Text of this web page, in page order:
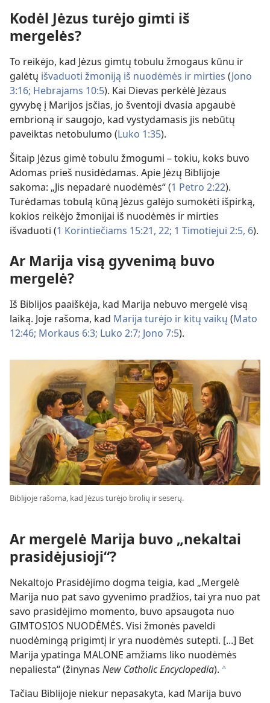
Kodėl Jėzus turėjo gimti iš
mergelės?
To reikėjo, kad Jėzus gimtų tobulu žmogaus kūnu ir
galėtų išvaduoti žmoniją iš nuodėmės ir mirties (Jono
3:16; Hebrajams 10:5). Kai Dievas perkėlė Jėzaus
gyvybę į Marijos įsčias, jo šventoji dvasia apgaubė
embrioną ir saugojo, kad vystydamasis jis nebūtų
paveiktas netobulumo (Luko 1:35).
Šitaip Jėzus gimė tobulu žmogumi – tokiu, koks buvo
Adomas prieš nusidėdamas. Apie Jėzų Biblijoje
sakoma: „Jis nepadarė nuodėmės“ (1 Petro 2:22).
Turėdamas tobulą kūną Jėzus galėjo sumokėti išpirką,
kokios reikėjo žmonijai iš nuodėmės ir mirties
išvaduoti (1 Korintiečiams 15:21, 22; 1 Timotiejui 2:5, 6).
Ar Marija visą gyvenimą buvo
mergelė?
Iš Biblijos paaiškėja, kad Marija nebuvo mergelė visą
laiką. Joje rašoma, kad Marija turėjo ir kitų vaikų (Mato
12:46; Morkaus 6:3; Luko 2:7; Jono 7:5).
Biblijoje rašoma, kad Jėzus turėjo brolių ir seserų.
Ar mergelė Marija buvo „nekaltai
prasidėjusioji“?
Nekaltojo Prasidėjimo dogma teigia, kad „Mergelė
Marija nuo pat savo gyvenimo pradžios, tai yra nuo pat
savo prasidėjimo momento, buvo apsaugota nuo
GIMTOSIOS NUODĖMĖS. Visi žmonės paveldi
nuodėmingą prigimtį ir yra nuodėmės sutepti. [...] Bet
Marija ypatinga MALONE amžiams liko nuodėmės
nepaliesta“ (žinynas New Catholic Encyclopedia). c
Tačiau Biblijoje niekur nepasakyta, kad Marija buvo